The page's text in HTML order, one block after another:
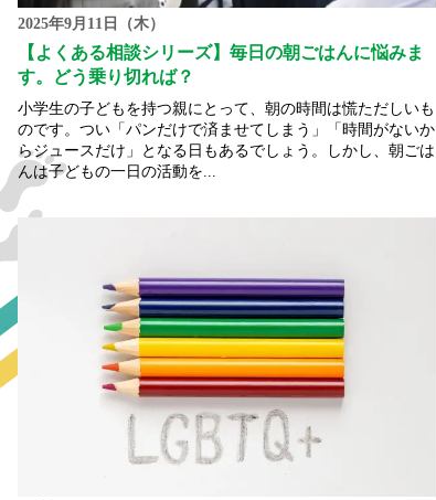
2025年9月11日（木）
【よくある相談シリーズ】毎日の朝ごはんに悩みま
す。どう乗り切れば？
小学生の子どもを持つ親にとって、朝の時間は慌ただしいも
のです。つい「パンだけで済ませてしまう」「時間がないか
らジュースだけ」となる日もあるでしょう。しかし、朝ごは
んは子どもの一日の活動を...